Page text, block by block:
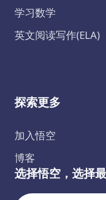
学习数学
英文阅读写作(ELA)
探索更多
加入悟空
博客
选择悟空，选择